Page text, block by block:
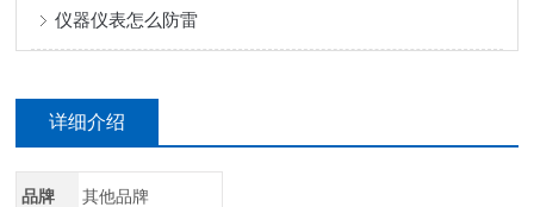
仪器仪表怎么防雷
详细介绍
品牌 其他品牌